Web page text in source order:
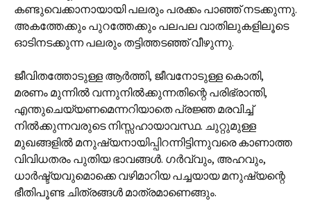
കണ്ടുവെക്കാനായായി പലരും പരക്കം പാഞ്ഞ് നടക്കുന്നു.
അകത്തേക്കും പുറത്തേക്കും പലപല വാതിലുകളിലൂടെ
ഓടിനടക്കുന്ന പലരും തട്ടിത്തടഞ്ഞ് വീഴുന്നു.
ജീവിതത്തോടുള്ള ആര്‍ത്തി, ജീവനോടുള്ള കൊതി,
മരണം മുന്നില്‍ വന്നുനില്‍ക്കുന്നതിന്റെ പരിഭ്രാന്തി,
എന്തുചെയ്യണമെന്നറിയാതെ പ്രജ്ഞ മരവിച്ച്
നില്‍ക്കുന്നവരുടെ നിസ്സഹായാവസ്ഥ. ചുറ്റുമുള്ള
മുഖങ്ങളില്‍ മനുഷ്യനായിപ്പിറന്നിട്ടിന്നുവരെ കാണാത്ത
വിവിധതരം പുതിയ ഭാവങ്ങള്‍. ഗര്‍വ്വും, അഹവും,
ധാര്‍ഷ്ട്യവുമൊക്കെ വഴിമാറിയ പച്ചയായ മനുഷ്യന്റെ
ഭീതിപൂണ്ട ചിത്രങ്ങള്‍ മാത്രമാണെങ്ങും.